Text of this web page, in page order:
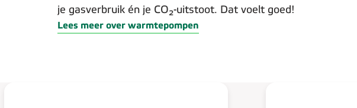
je gasverbruik én je CO₂-uitstoot. Dat voelt goed!
Lees meer over warmtepompen